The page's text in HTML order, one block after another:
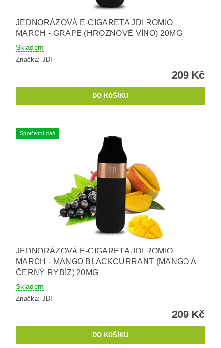
JEDNORÁZOVÁ E-CIGARETA JDI ROMIO
MARCH - GRAPE (HROZNOVÉ VÍNO) 20MG
Skladem
Značka: JDI
209 Kč
Spotřební daň
JEDNORÁZOVÁ E-CIGARETA JDI ROMIO
MARCH - MANGO BLACKCURRANT (MANGO A
ČERNÝ RYBÍZ) 20MG
Skladem
Značka: JDI
209 Kč